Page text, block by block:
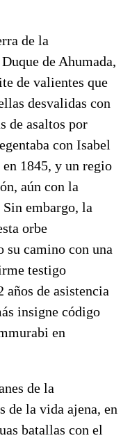
de la
de Ahumada,
de valientes que
desvalidas con
de asaltos por
con Isabel
1845, y un regio
aún con la
embargo, la
orbe
su camino con una
testigo
de asistencia
insigne código
en
de la
de la vida ajena, en
batallas con el